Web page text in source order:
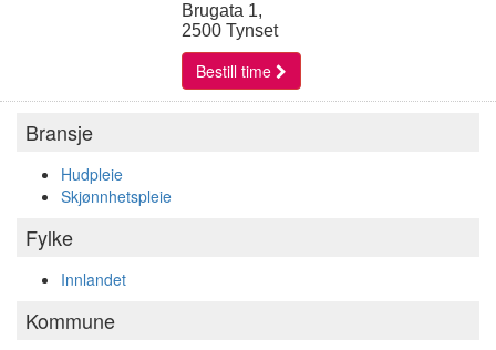
Brugata 1,
2500 Tynset
Bestill time
Bransje
Hudpleie
Skjønnhetspleie
Fylke
Innlandet
Kommune